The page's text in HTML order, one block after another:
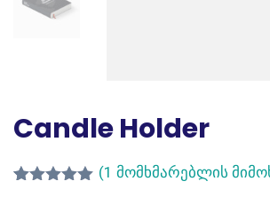
Candle Holder
(1 მომხმარებლის